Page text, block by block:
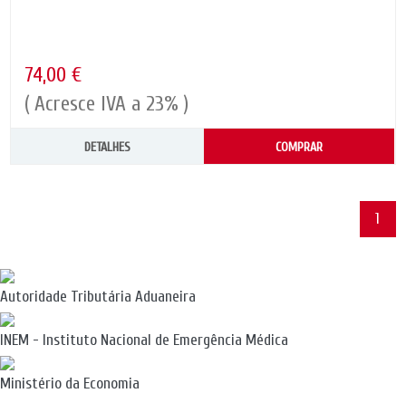
74,00 €
( Acresce IVA a 23% )
DETALHES COMPRAR
1
Autoridade Tributária Aduaneira
INEM - Instituto Nacional de Emergência Médica
Ministério da Economia